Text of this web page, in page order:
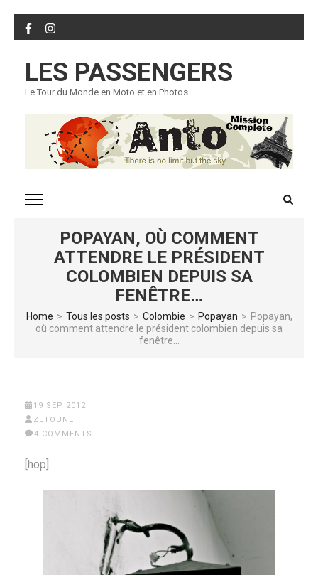
Skip
to
(Press
Enter)
LES PASSENGERS
Le Tour du Monde en Moto et en Photos
POPAYAN, OÙ COMMENT
ATTENDRE LE PRÉSIDENT
COLOMBIEN DEPUIS SA
FENÊTRE…
Home > Tous les posts > Colombie > Popayan > Popayan,
où comment attendre le président colombien depuis sa
fenêtre…
19 SEP 2012
ZETOUNE
4 COMMENTS
[hop]